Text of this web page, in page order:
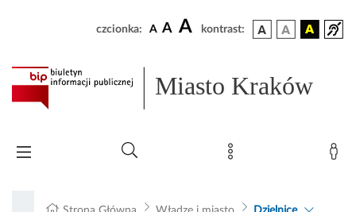
czcionka: A A A kontrast:
Miasto Kraków